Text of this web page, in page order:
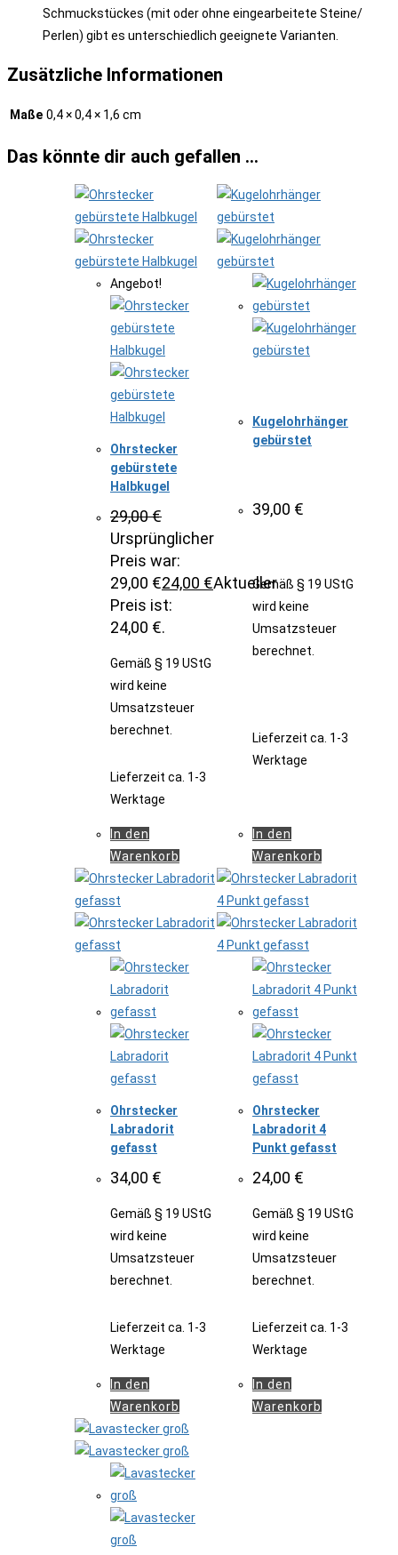
Schmuckstückes (mit oder ohne eingearbeitete Steine/
Perlen) gibt es unterschiedlich geeignete Varianten.
Zusätzliche Informationen
Maße 0,4 × 0,4 × 1,6 cm
Das könnte dir auch gefallen …
Angebot!
Ohrstecker
gebürstete
Halbkugel
29,00€
Ursprünglicher
Preis war:
29,00 €24,00 €Aktueller
Preis ist:
24,00 €.
Gemäß § 19 UStG
wird keine
Umsatzsteuer
berechnet.
Lieferzeit ca. 1-3
Werktage
In den
Warenkorb
Kugelohrhänger
gebürstet
39,00 €
Gemäß § 19 UStG
wird keine
Umsatzsteuer
berechnet.
Lieferzeit ca. 1-3
Werktage
In den
Warenkorb
Ohrstecker
Labradorit
gefasst
34,00 €
Gemäß § 19 UStG
wird keine
Umsatzsteuer
berechnet.
Lieferzeit ca. 1-3
Werktage
In den
Warenkorb
Ohrstecker
Labradorit 4
Punkt gefasst
24,00 €
Gemäß § 19 UStG
wird keine
Umsatzsteuer
berechnet.
Lieferzeit ca. 1-3
Werktage
In den
Warenkorb